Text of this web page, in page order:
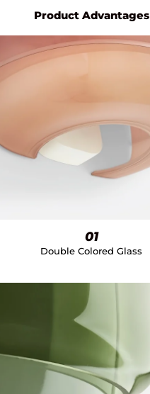
Product Advantages
01
Double Colored Glass